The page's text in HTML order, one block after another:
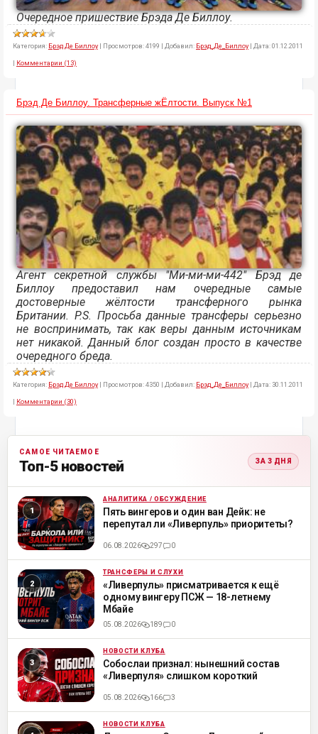
Очередное пришествие Брэда Де Биллоу.
Категория: Брэд Де Биллоу | Просмотров:4199 | Добавил: Брэд_Де_Биллоу | Дата:01.12.2011
| Комментарии (13)
Брэд Де Биллоу. Трансферные жЁлтости. Выпуск №1
Агент секретной службы "Ми-ми-ми-442" Брэд де
Биллоу предоставил нам очередные самые
достоверные жёлтости трансферного рынка
Британии. P.S. Просьба данные трансферы серьезно
не воспринимать, так как веры данным источникам
нет никакой. Данный блог создан просто в качестве
очередного бреда.
Категория: Брэд Де Биллоу | Просмотров:4350 | Добавил: Брэд_Де_Биллоу | Дата: 30.11.2011
| Комментарии (30)
САМОЕ ЧИТАЕМОЕ
Топ-5 новостей ЗА 3 ДНЯ
ML АНАЛИТИКА / ОБСУЖДЕНИЕ
Пять вингеров и один ван Дейк: не
перепутал ли «Ливерпуль» приоритеты?
06.08.2026 297 0
ML ТРАНСФЕРЫ И СЛУХИ
«Ливерпуль» присматривается к ещё
одному вингеру ПСЖ — 18-летнему
Мбайе
05.08.2026 189 0
ML НОВОСТИ КЛУБА
Собослаи признал: нынешний состав
«Ливерпуля» слишком короткий
05.08.2026 166 3
ML НОВОСТИ КЛУБА